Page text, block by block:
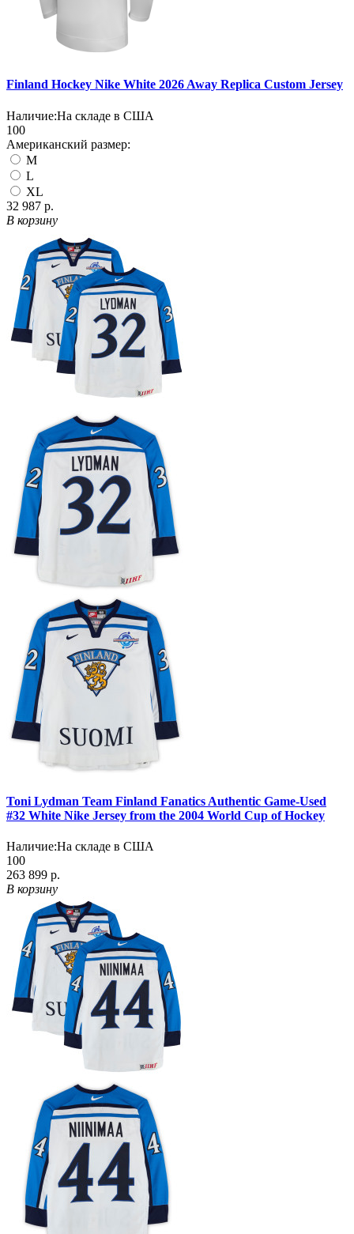
Finland Hockey Nike White 2026 Away Replica Custom Jersey
Наличие:На складе в США
100
Американский размер:
M
L
XL
32 987 р.
В корзину
Toni Lydman Team Finland Fanatics Authentic Game-Used
#32 White Nike Jersey from the 2004 World Cup of Hockey
Наличие:На складе в США
100
263 899 р.
В корзину